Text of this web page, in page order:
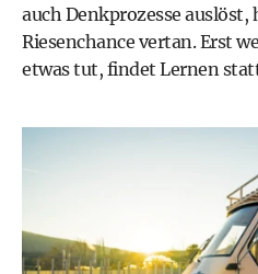
auch Denkprozesse auslöst,
Riesenchance vertan. Erst
etwas tut, findet Lernen